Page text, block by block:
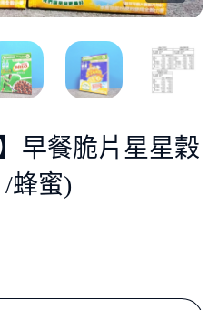
早餐脆片星星穀
/蜂蜜)